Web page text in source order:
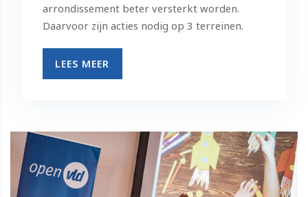
arrondissement beter versterkt worden.
Daarvoor zijn acties nodig op 3 terreinen.
LEES MEER